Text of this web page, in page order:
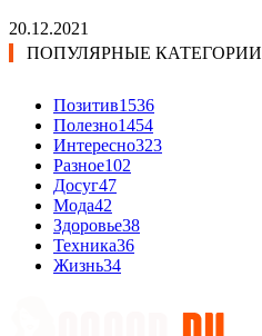
20.12.2021
ПОПУЛЯРНЫЕ КАТЕГОРИИ
Позитив1536
Полезно1454
Интересно323
Разное102
Досуг47
Мода42
Здоровье38
Техника36
Жизнь34